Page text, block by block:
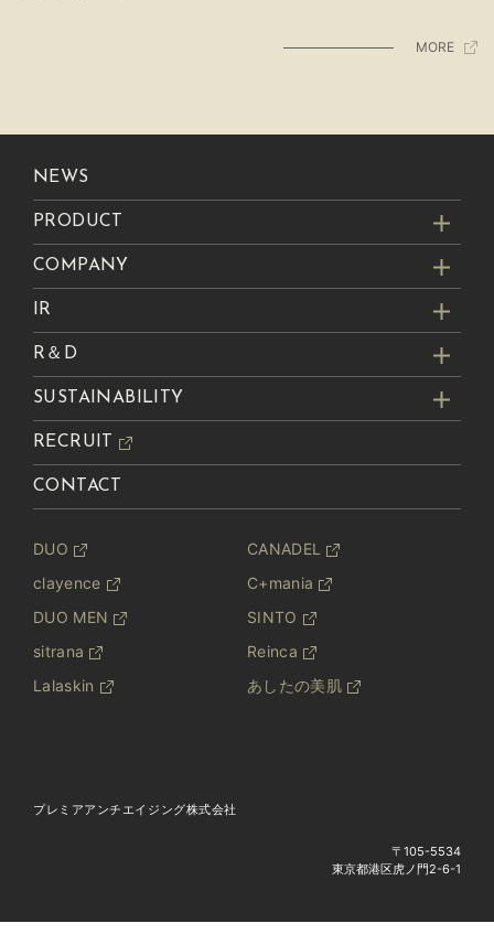
MORE
NEWS
PRODUCT
COMPANY
IR
R＆D
SUSTAINABILITY
RECRUIT
CONTACT
DUO
CANADEL
clayence
C+mania
DUO MEN
SINTO
sitrana
Reinca
Lalaskin
あしたの美肌
プレミアアンチエイジング株式会社
〒105-5534
東京都港区虎ノ門2-6-1